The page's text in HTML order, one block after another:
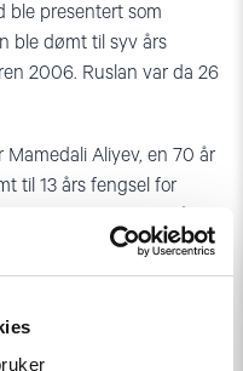
ble presentert som
ble dømt til syv års
2006. Ruslan var da 26
Aliyev, en 70 år
til 13 års fengsel for
sak på et langt
case of the generals”, ble
Vi ber om